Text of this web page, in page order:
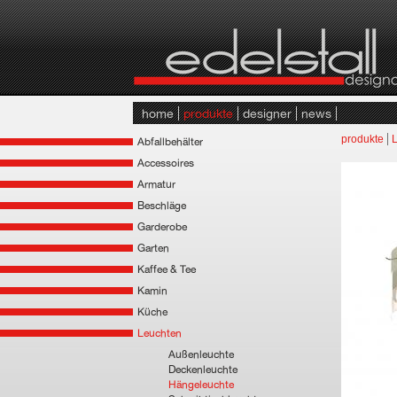
home produkte designer news
Abfallbehälter
Accessoires
Armatur
Beschläge
Garderobe
Garten
Kaffee & Tee
Kamin
Küche
Leuchten
Außenleuchte
Deckenleuchte
Hängeleuchte
produkte